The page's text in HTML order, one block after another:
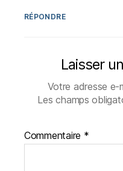
RÉPONDRE
Laisser
Votre adresse e-
Les champs
Commentaire *